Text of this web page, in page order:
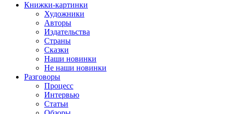
Книжки-картинки
Художники
Авторы
Издательства
Страны
Сказки
Наши новинки
Не наши новинки
Разговоры
Процесс
Интервью
Статьи